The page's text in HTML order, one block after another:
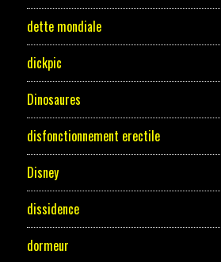
dette mondiale
dickpic
Dinosaures
disfonctionnement erectile
Disney
dissidence
dormeur